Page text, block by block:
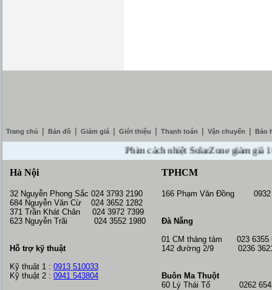
Trang chủ Bản đồ Giảm giá Giới thiệu Thanh toán Vận chuyển Bảo
Phim cách nhiệt SolarZone giảm giá
Hà Nội
32 Nguyễn Phong Sắc 024 3793 2190
684 Nguyễn Văn Cừ 024 3652 1282
371 Trần Khát Chân 024 3972 7399
623 Nguyễn Trãi 024 3552 1980
Hỗ trợ kỹ thuật
Kỹ thuật 1 : 0913 510033
Kỹ thuật 2 : 0941 543804
TPHCM
166 Phạm Văn Đồng 0932
Đà Nẵng
01 CM tháng tám 023 6355
142 đường 2/9 0236
Buôn Ma Thuột
60 Lý Thái Tổ 0262